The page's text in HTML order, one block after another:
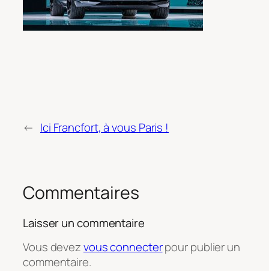
← Ici Francfort, à vous Paris !
Commentaires
Laisser un commentaire
Vous devezvous connecterpour publier un
commentaire.